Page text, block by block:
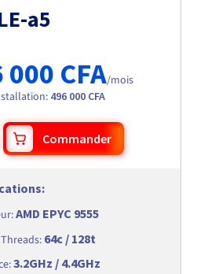
a5
000 CFA/mois
: 496 000 CFA
Commander
:
:AMD EPYC 9555
: 64c / 128t
:3.2GHz / 4.4GHz